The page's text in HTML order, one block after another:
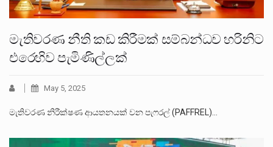
මැතිවරණ නීති කඩ කිරීමක් සම්බන්ධව හරිනිට
එරෙහිව පැමිණිල්ලක්
May 5, 2025
මැතිවරණ නිරීක්ෂණ ආයතනයක් වන පැෆරල් (PAFFREL)…